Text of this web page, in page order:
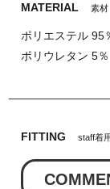
MATERIAL 素材
ポリエステル 95
ポリウレタン 5％
FITTING staff着用